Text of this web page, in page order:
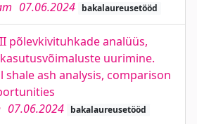
07.06.2024 bakalaureusetööd
põlevkivituhkade analüüs,
uurimine.
shale ash analysis, comparison
07.06.2024 bakalaureusetööd